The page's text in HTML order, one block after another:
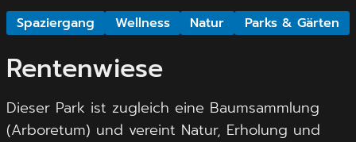
Spaziergang Wellness Natur Parks & Gärten
Rentenwiese
Dieser Park ist zugleich eine Baumsammlung
(Arboretum) und vereint Natur, Erholung und